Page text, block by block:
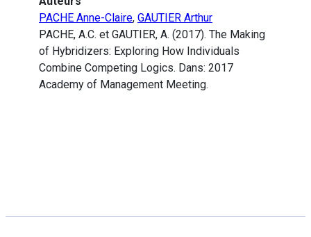
PACHE Anne-Claire, GAUTIER Arthur
PACHE, A.C. et GAUTIER, A. (2017). The Making
of Hybridizers: Exploring How Individuals
Combine Competing Logics. Dans: 2017
Academy of Management Meeting.